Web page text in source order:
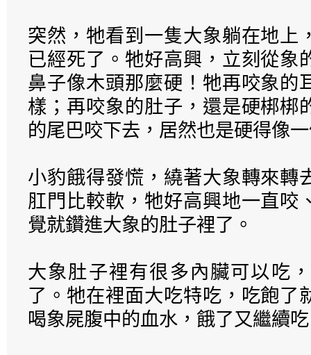
突然，牠看到一隻大象躺在地上
已經死了。牠好高興，立刻從象
鼻子像木頭那麼硬！牠再咬象的
樣；再咬象的肚子，還是硬梆梆
的尾巴咬下去，居然也是硬得像
小豹餓得發慌，繞著大象轉來轉
肛門比較軟，牠好高興地一直咬
覺就鑽進大象的肚子裡了。
大象肚子裡有很多內臟可以吃
了。牠在裡面大吃特吃，吃飽了
喝象屍腹中的血水，餓了又繼續